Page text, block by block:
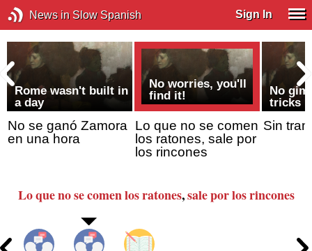
News in Slow Spanish Sign In
Rome wasn't built in
a day
No se ganó Zamora
en una hora
No worries, you'll
find it!
Lo que no se comen
los ratones, sale por
los rincones
No
tricks
Sin
Lo que no se comen los ratones,sale por los rincones